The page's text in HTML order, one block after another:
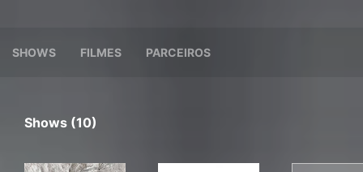
SHOWS FILMES PARCEIROS
Shows (10)